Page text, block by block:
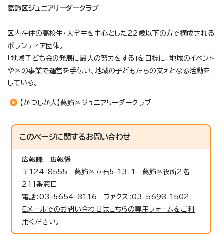
葛飾区ジュニアリーダークラブ
区内在住の高校生・大学生を中心とした22歳以下の方で構成される
ボランティア団体。
「地域子ども会の発展に最大の努力をする」を目標に、地域のイベント
や区の事業で運営を手伝い、地域の子どもたちの支えとなる活動を
している。
【かつしか人】葛飾区ジュニアリーダークラブ
このページに関するお問い合わせ
広報課
広報係
〒124-8555 葛飾区立石5-13-1 葛飾区役所2階
211番窓口
電話：03-5654-8116 ファクス：03-5698-1502
Eメールでのお問い合わせはこちらの専用フォームをご利
用ください。